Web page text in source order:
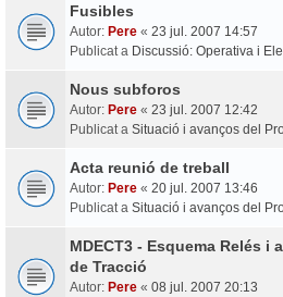
Fusibles
Autor: Pere « 23 jul. 2007 14:57
Publicat a Discussió: Operativa i
Nous subforos
Autor: Pere « 23 jul. 2007 12:42
Publicat a Situació i avanços del
Acta reunió de treball
Autor: Pere « 20 jul. 2007 13:46
Publicat a Situació i avanços del
MDECT3 - Esquema Relés i
de Tracció
Autor: Pere « 08 jul. 2007 20:13